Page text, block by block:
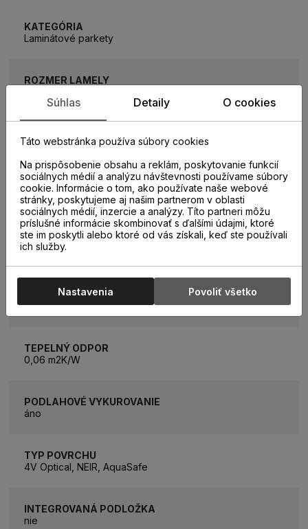
KATEGÓRIA
Laminátové parkety
ROZMER LAMELY
1,596 m2 (7 lamiel)
ZÁŤAŽOVÁ TRIEDA
32
TYP SPOJA
Uniclic
HRÚBKA PODLAHY
8 mm
TEPELNÝ ODPOR
0,06 m2K/W
PODLAHOVÉ VYKUROVANIE
áno
TYP POVRCHU
4V Optical, NEIR, AquaSafe
INTEGROVANÁ PODLOŽKA
nie
Súhlas Detaily O cookies
Táto webstránka používa súbory cookies
Na prispôsobenie obsahu a reklám, poskytovanie funkcií
sociálnych médií a analýzu návštevnosti používame súbory
cookie. Informácie o tom, ako používate naše webové
stránky, poskytujeme aj našim partnerom v oblasti
sociálnych médií, inzercie a analýzy. Títo partneri môžu
príslušné informácie skombinovať s ďalšími údajmi, ktoré
ste im poskytli alebo ktoré od vás získali, keď ste používali
ich služby.
Nastavenia Povoliť všetko